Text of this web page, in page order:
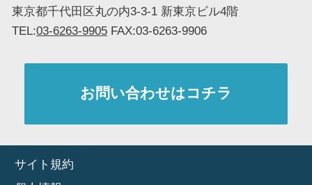
東京都千代田区丸の内3-3-1 新東京ビル4階
TEL:03-6263-9905 FAX:03-6263-9906
お問い合わせはコチラ
サイト規約